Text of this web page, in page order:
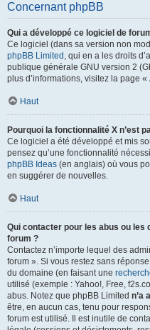
Concernant phpBB
Qui a développé ce logiciel de
Ce logiciel (dans sa version non
phpBB Limited , qui en a les droits
publique générale GNU version 2
plus d’informations, visitez la page «
Haut
Pourquoi la fonctionnalité X n’est
Ce logiciel a été développé et mis
pensez qu’une fonctionnalité
phpBB Ideas (en anglais) où vous
en suggérer de nouvelles.
Haut
Qui contacter pour les abus ou
forum ?
Contactez n’importe lequel des
forum ». Si vous restez sans
du domaine (en faisant une
utilisé (exemple : Yahoo!, Free,
abus. Notez que phpBB Limited n’a
être, en aucun cas, tenu pour
forum est utilisé. Il est inutile de